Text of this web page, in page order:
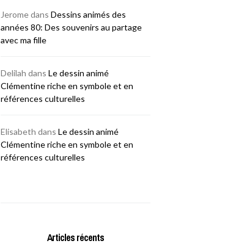
Jeromedans Dessins animés des
années 80: Des souvenirs au partage
avec ma fille
Delilah dans Le dessin animé
Clémentine riche en symbole et en
références culturelles
Elisabeth dans Le dessin animé
Clémentine riche en symbole et en
références culturelles
Articles récents